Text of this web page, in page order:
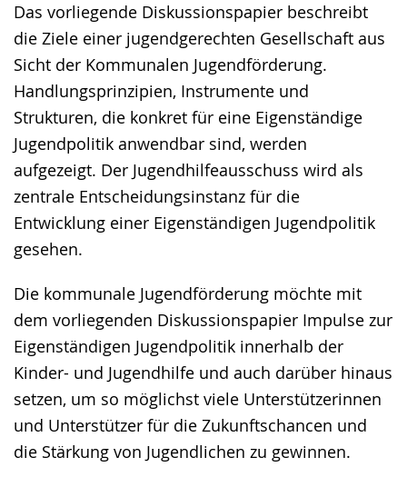
Das vorliegende Diskussionspapier beschreibt
die Ziele einer jugendgerechten Gesellschaft aus
Sicht der Kommunalen Jugendförderung.
Handlungsprinzipien, Instrumente und
Strukturen, die konkret für eine Eigenständige
Jugendpolitik anwendbar sind, werden
aufgezeigt. Der Jugendhilfeausschuss wird als
zentrale Entscheidungsinstanz für die
Entwicklung einer Eigenständigen Jugendpolitik
gesehen.
Die kommunale Jugendförderung möchte mit
dem vorliegenden Diskussionspapier Impulse zur
Eigenständigen Jugendpolitik innerhalb der
Kinder- und Jugendhilfe und auch darüber hinaus
setzen, um so möglichst viele Unterstützerinnen
und Unterstützer für die Zukunftschancen und
die Stärkung von Jugendlichen zu gewinnen.